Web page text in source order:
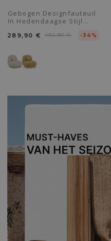
Gebogen Designfauteuil
In Hedendaagse Stijl
Larry
289,90 € 492,90 € -34%